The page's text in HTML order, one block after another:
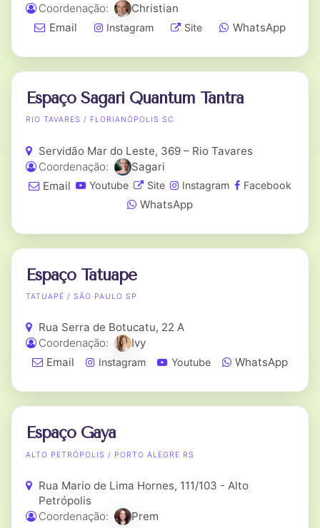
Coordenação:
Christian
Email
Instagram Site WhatsApp
Espaço Sagari Quantum Tantra
RIO TAVARES / FLORIANÓPOLIS SC
Servidão Mar do Leste, 369 – Rio Tavares
Coordenação:
Sagari
Email
Youtube Site Instagram Facebook
WhatsApp
Espaço Tatuapé
TATUAPÉ / SÃO PAULO SP
Rua Serra de Botucatu, 22 A
Coordenação:
Ivy
Email
Instagram Youtube WhatsApp
Espaço Gaya
ALTO PETRÓPOLIS / PORTO ALEGRE RS
Rua Mario de Lima Hornes, 111/103 - Alto
Petrópolis
Coordenação:
Prem